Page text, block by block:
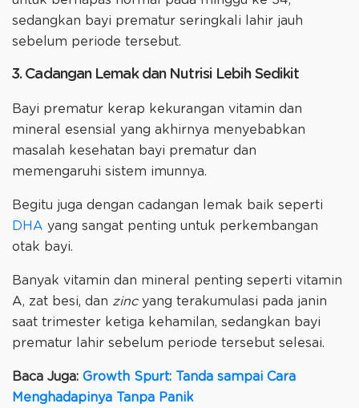
sedangkan bayi prematur seringkali lahir jauh
sebelum periode tersebut.
3. Cadangan Lemak dan Nutrisi Lebih Sedikit
Bayi prematur kerap kekurangan vitamin dan
mineral esensial yang akhirnya menyebabkan
masalah kesehatan bayi prematur dan
memengaruhi sistem imunnya.
Begitu juga dengan cadangan lemak baik seperti
DHA yang sangat penting untuk perkembangan
otak bayi.
Banyak vitamin dan mineral penting seperti vitamin
A, zat besi, dan zincyang terakumulasi pada janin
saat trimester ketiga kehamilan, sedangkan bayi
prematur lahir sebelum periode tersebut selesai.
Baca Juga: Growth Spurt: Tanda sampai Cara
Menghadapinya Tanpa Panik